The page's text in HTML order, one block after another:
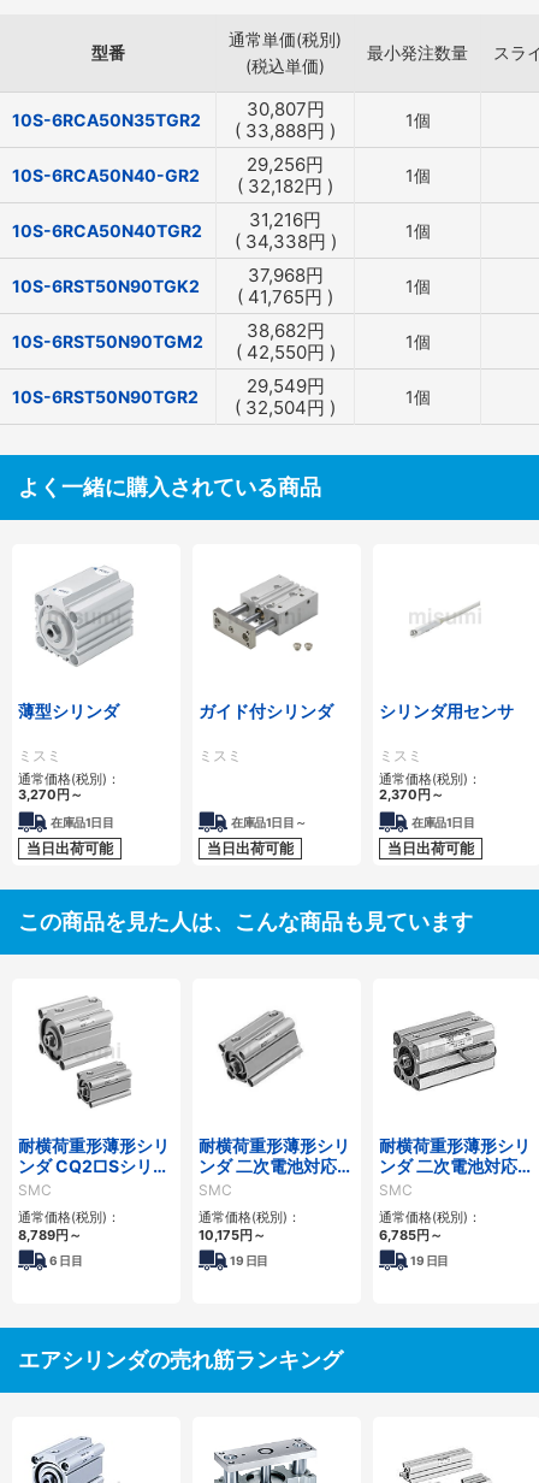
型番
通常単価(税別)
(税込単価)
最小発注数量 スラ
10S-6RCA50N35TGR2 30,807円
( 33,888円 ) 1個
10S-6RCA50N40-GR2 29,256円
( 32,182円 ) 1個
10S-6RCA50N40TGR2 31,216円
( 34,338円 ) 1個
10S-6RST50N90TGK2 37,968円
( 41,765円 ) 1個
10S-6RST50N90TGM2 38,682円
( 42,550円 ) 1個
10S-6RST50N90TGR2 29,549円
( 32,504円 ) 1個
よく一緒に購入されている商品
薄型シリンダ
ミスミ
通常価格(税別)：
3,270 円 ～
在庫品1日目
当日出荷可能
ガイド付シリンダ
ミスミ
在庫品1日目～
当日出荷可能
シリンダ用センサ
ミスミ
通常価格(税別)：
2,370 円 ～
在庫品1日目
当日出荷可能
この商品を見た人は、こんな商品も見ています
耐横荷重形薄形シリ
ンダ CQ2□Sシリー
ズ
SMC
通常価格(税別)：
8,789円 ～
6 日目
耐横荷重形薄形シリ
ンダ 二次電池対応
25A-CQ2□Sシリー
ズ
SMC
通常価格(税別)：
10,175円 ～
19 日目
耐横荷重形薄形シリ
ンダ 二次電池対応
25A-CQS□Sシリー
ズ
SMC
通常価格(税別)：
6,785円 ～
19 日目
エアシリンダの売れ筋ランキング